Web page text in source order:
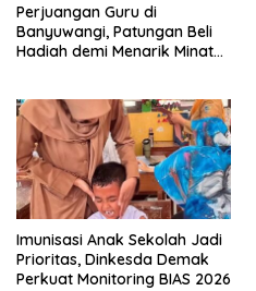
Perjuangan Guru di
Banyuwangi, Patungan Beli
Hadiah demi Menarik Minat
Imunisasi Anak Sekolah Jadi
Prioritas, Dinkesda Demak
Perkuat Monitoring BIAS 2026